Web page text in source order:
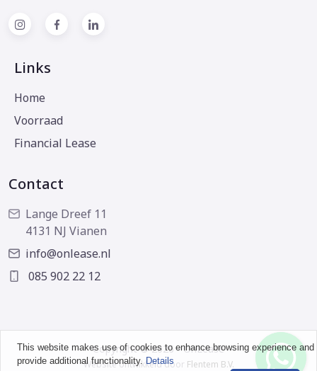
Links
Home
Voorraad
Financial Lease
Contact
Lange Dreef 11
4131 NJ Vianen
info@onlease.nl
085 902 22 12
Copyright © 2026 - OnLease
Website ontwikkeld door Flentem B.V.
This website makes use of cookies to enhance browsing experience and
provide additional functionality. Details